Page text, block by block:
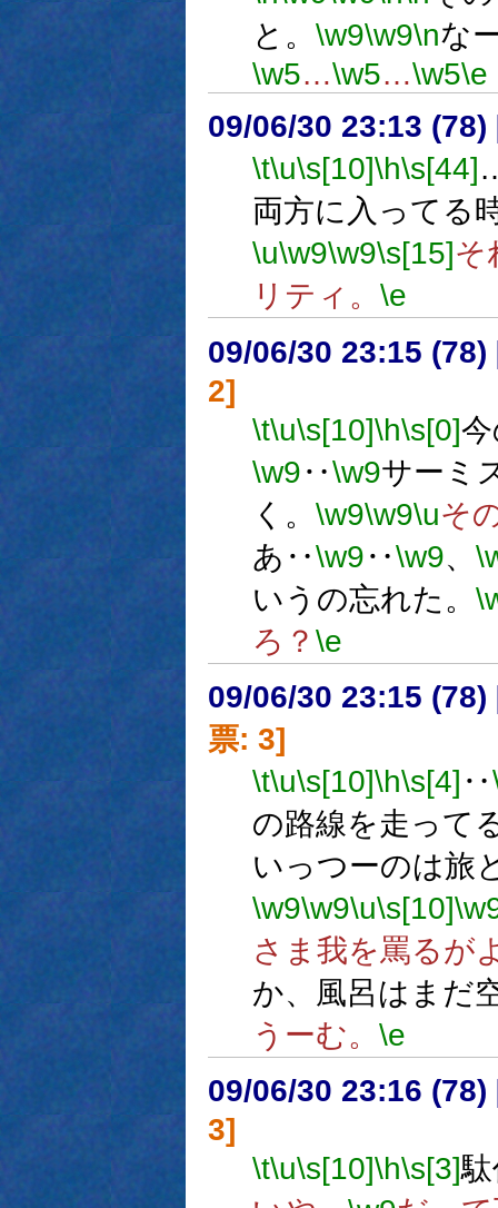
と。 \w9\w9\nな
\w5…\w5…\w5\e
09/06/30 23:13 (78)
\t\u\s[10]\h\s[44]
両方に入ってる
\u\w9\w9\s[15]そ
リティ。 \e
09/06/30 23:15 (78)
2]
\t\u\s[10]\h\s[0]
\w9‥\w9サーミ
く。 \w9\w9\uそ
あ‥\w9‥\w9、
いうの忘れた。
ろ？ \e
09/06/30 23:15 (78)
票: 3]
\t\u\s[10]\h\s[4] ‥
の路線を走って
いっつーのは旅
\w9\w9\u\s[10]
さま我を罵るが
か、風呂はまだ
うーむ。 \e
09/06/30 23:16 (78)
3]
\t\u\s[10]\h\s[3]